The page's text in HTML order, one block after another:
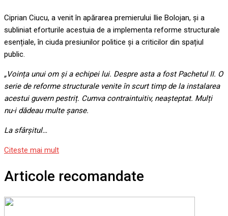
Ciprian Ciucu, a venit în apărarea premierului Ilie Bolojan, și a
subliniat eforturile acestuia de a implementa reforme structurale
esențiale, în ciuda presiunilor politice și a criticilor din spațiul
public.
„Voința unui om și a echipei lui. Despre asta a fost Pachetul II. O
serie de reforme structurale venite în scurt timp de la instalarea
acestui guvern pestriț. Cumva contraintuitiv, neașteptat. Mulți
nu-i dădeau multe șanse.
La sfârșitul…
Citeste mai mult
Articole recomandate